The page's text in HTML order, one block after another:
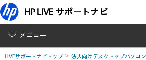
HP LIVE サポートナビ
メニュー
LIVEサポートナビトップ
法人向けデスクトップパソコン